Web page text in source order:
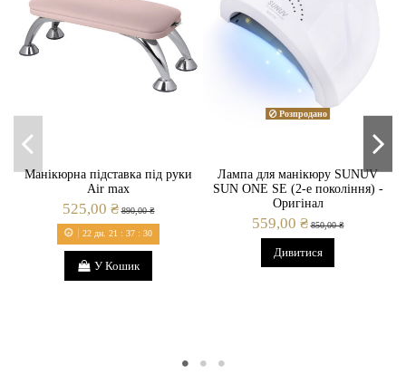
Вид
Регулювання потужності
Манікюрна підставка під руки
Air max
525,00 ₴ 890,00 ₴
22дн. 21 : 37: 30
У Кошик
Розпродано
Лампа для манікюру SUNUV
SUN ONE SE (2-е покоління) -
Оригінал
559,00 ₴ 850,00 ₴
Дивитися